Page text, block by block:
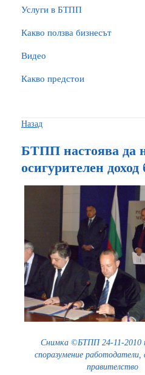
Услуги в БТПП
Какво ползва бизнесът
Видео
Какво предстои
Назад
БТПП настоява да
осигурителен доход
Снимка ©БТПП 24-11-2010
споразумение работодатели,
правителство